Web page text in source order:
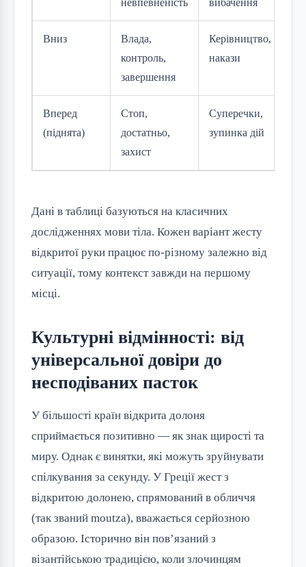
невпевненість
вибачення
Вниз
Влада,
контроль,
завершення
Керівництво,
накази
Вперед
(піднята)
Стоп,
достатньо,
захист
Суперечки,
зупинка дій
Дані в таблиці базуються на класичних
дослідженнях мови тіла. Кожен варіант жесту
відкритої руки працює по-різному залежно від
ситуації, тому контекст завжди на першому
місці.
Культурні відмінності: від
універсальної довіри до
несподіваних пасток
У більшості країн відкрита долоня
сприймається позитивно — як знак щирості та
миру. Однак є винятки, які можуть зруйнувати
спілкування за секунду. У Греції жест з
відкритою долонею, спрямований в обличчя
(так званий moutza), вважається серйозною
образою. Історично він пов’язаний з
візантійською традицією, коли злочинцям